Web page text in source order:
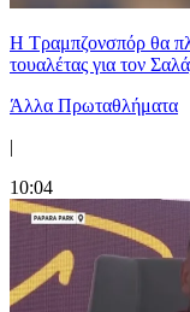
Η Τραμπζονσπόρ θα
τουαλέτας για τον
Άλλα Πρωταθλήματα
|
10:04